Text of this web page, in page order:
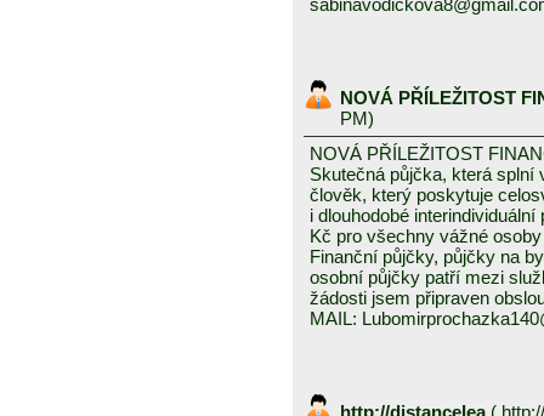
NOVÁ PŘÍLEŽITOST
PM)
NOVÁ PŘÍLEŽITOST
Skutečná půjčka, která
člověk, který poskytuje
i dlouhodobé
Kč pro všechny vážné
Finanční půjčky, půjčky na
osobní půjčky patří mezi
žádosti jsem připraven
MAIL:
http://distancelea (